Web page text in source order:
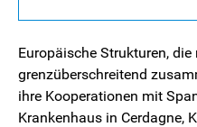
Europäische Strukturen,
grenzüberschreitend
ihre Kooperationen mit
Krankenhaus in Cerdagne,